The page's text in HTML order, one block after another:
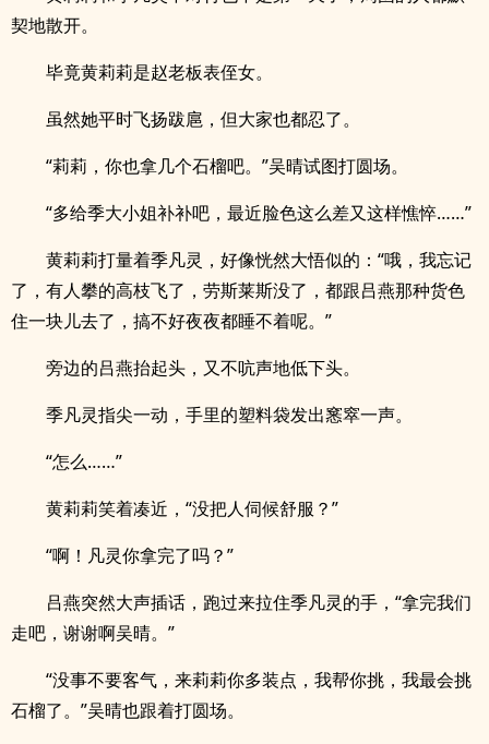
契地散开。
毕竟黄莉莉是赵老板表侄女。
虽然她平时飞扬跋扈，但大家也都忍了。
“莉莉，你也拿几个石榴吧。”吴晴试图打圆场。
“多给季大小姐补补吧，最近脸色这么差又这样憔悴……”
黄莉莉打量着季凡灵，好像恍然大悟似的：“哦，我忘记
了，有人攀的高枝飞了，劳斯莱斯没了，都跟吕燕那种货色
住一块儿去了，搞不好夜夜都睡不着呢。”
旁边的吕燕抬起头，又不吭声地低下头。
季凡灵指尖一动，手里的塑料袋发出窸窣一声。
“怎么……”
黄莉莉笑着凑近，“没把人伺候舒服？”
“啊！凡灵你拿完了吗？”
吕燕突然大声插话，跑过来拉住季凡灵的手，“拿完我们
走吧，谢谢啊吴晴。”
“没事不要客气，来莉莉你多装点，我帮你挑，我最会挑
石榴了。”吴晴也跟着打圆场。